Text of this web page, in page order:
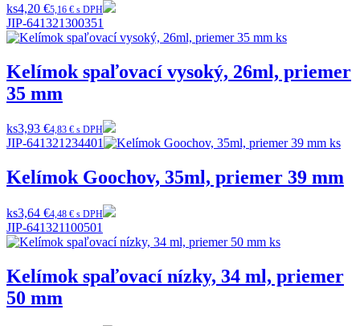
ks4,20 €5,16 € s DPH
JIP-641321300351
Kelímok spaľovací vysoký, 26ml, priemer
35 mm
ks3,93 €4,83 € s DPH
JIP-641321234401
Kelímok Goochov, 35ml, priemer 39 mm
ks3,64 €4,48 € s DPH
JIP-641321100501
Kelímok spaľovací nízky, 34 ml, priemer
50 mm